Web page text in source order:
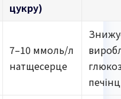
цукру)
7–10 ммоль/л
натщесерце